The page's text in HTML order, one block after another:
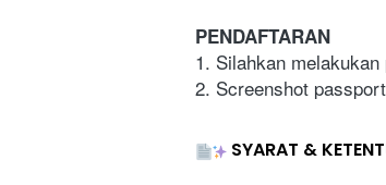
PENDAFTARAN
1. Silahkan
2. Screenshot
SYARAT &